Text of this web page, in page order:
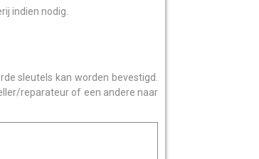
indien nodig.
sleutels kan worden bevestigd.
reparateur of een andere naar